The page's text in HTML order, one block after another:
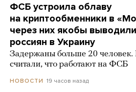
ФСБ устроила облаву
на криптообменники в
через них якобы
россиян в Украину
Задержаны больше 20 человек.
считали, что работают на ФСБ
НОВОСТИ 19 часов назад